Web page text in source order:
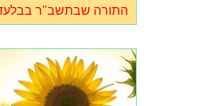
התורה שבתשב"ר